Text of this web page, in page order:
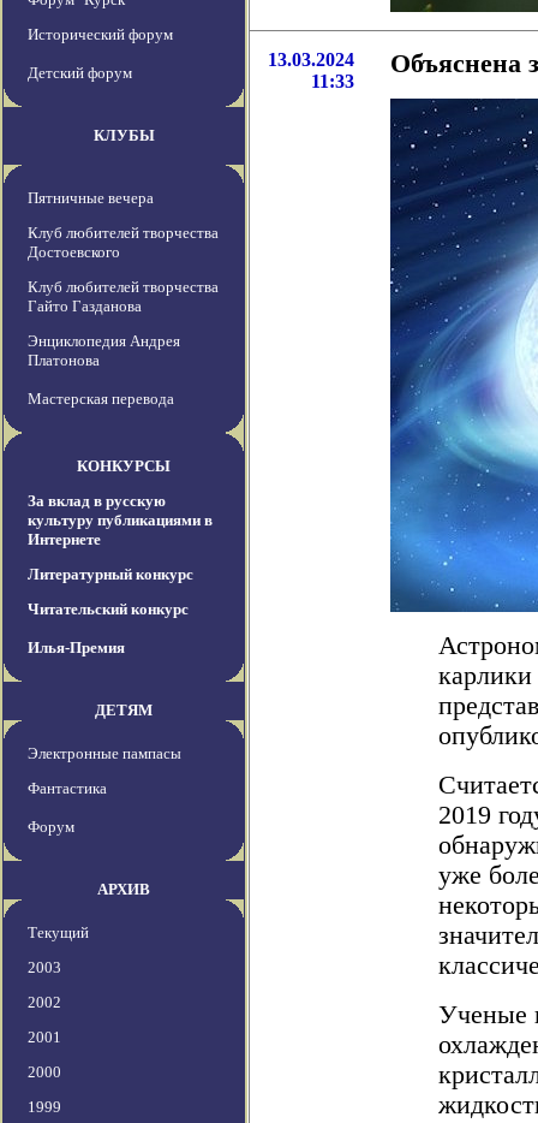
Исторический форум
Детский форум
КЛУБЫ
Пятничные вечера
Клуб любителей творчества
Достоевского
Клуб любителей творчества
Гайто Газданова
Энциклопедия Андрея
Платонова
Мастерская перевода
КОНКУРСЫ
За вклад в русскую
культуру публикациями в
Интернете
Литературный конкурс
Читательский конкурс
Илья-Премия
ДЕТЯМ
Электронные пампасы
Фантастика
Форум
АРХИВ
Текущий
2003
2002
2001
2000
1999
13.03.2024
11:33
Объяснена
карлики
2019
уже
Ученые